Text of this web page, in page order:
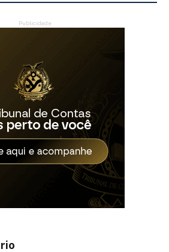
Publicidade